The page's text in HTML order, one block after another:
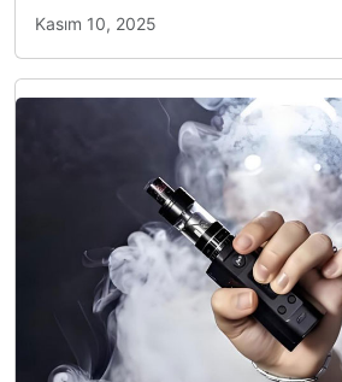
Kasım 10, 2025